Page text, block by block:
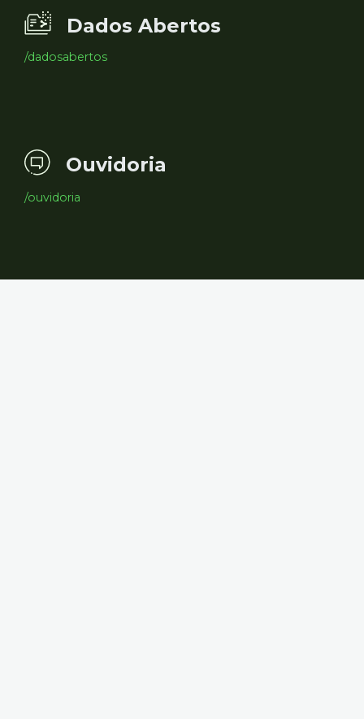
Dados Abertos
/dadosabertos
Ouvidoria
/ouvidoria